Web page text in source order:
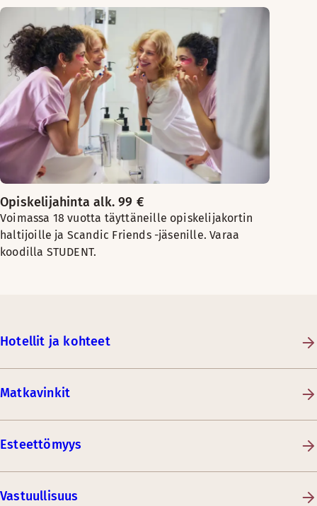
Opiskelijahinta alk. 99 €
Voimassa 18 vuotta täyttäneille opiskelijakortin
haltijoille ja Scandic Friends -jäsenille. Varaa
koodilla STUDENT.
Hotellit ja kohteet
Matkavinkit
Esteettömyys
Vastuullisuus